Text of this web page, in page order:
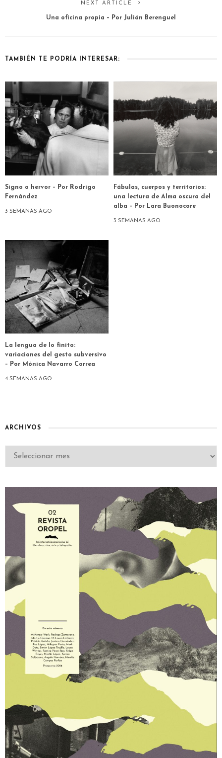
NEXT ARTICLE
Una oficina propia – Por Julián Berenguel
TAMBIÉN TE PODRÍA INTERESAR:
Signo o hervor – Por Rodrigo
Fernández
3 SEMANAS AGO
Fábulas, cuerpos y territorios:
una lectura de Alma oscura del
alba – Por Lara Buonocore
3 SEMANAS AGO
La lengua de lo finito:
variaciones del gesto subversivo
– Por Mónica Navarro Correa
4 SEMANAS AGO
ARCHIVOS